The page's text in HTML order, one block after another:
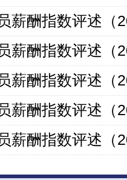
薪酬指数评述（
薪酬指数评述（
薪酬指数评述（
薪酬指数评述（
薪酬指数评述（